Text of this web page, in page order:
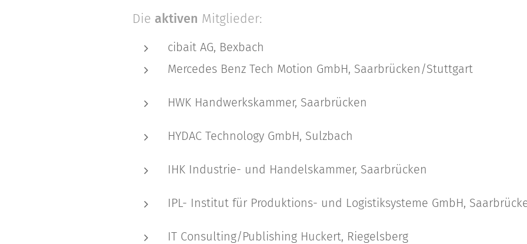
Die aktiven Mitglieder:
cibait AG, Bexbach
Mercedes Benz Tech Motion GmbH, Saarbrücken/Stuttgart
HWK Handwerkskammer, Saarbrücken
HYDAC Technology GmbH, Sulzbach
IHK Industrie- und Handelskammer, Saarbrücken
IPL- Institut für Produktions- und Logistiksysteme GmbH,
IT Consulting/Publishing Huckert, Riegelsberg